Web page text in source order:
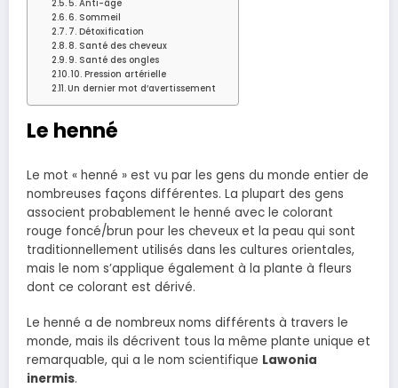
5. Anti-âge
6. Sommeil
7. Détoxification
8. Santé des cheveux
9. Santé des ongles
10. Pression artérielle
Un dernier mot d’avertissement
Le henné
Le mot « henné » est vu par les gens du monde entier de
nombreuses façons différentes. La plupart des gens
associent probablement le henné avec le colorant
rouge foncé/brun pour les cheveux et la peau qui sont
traditionnellement utilisés dans les cultures orientales,
mais le nom s’applique également à la plante à fleurs
dont ce colorant est dérivé.
Le henné a de nombreux noms différents à travers le
monde, mais ils décrivent tous la même plante unique et
remarquable, qui a le nom scientifique Lawonia
inermis.